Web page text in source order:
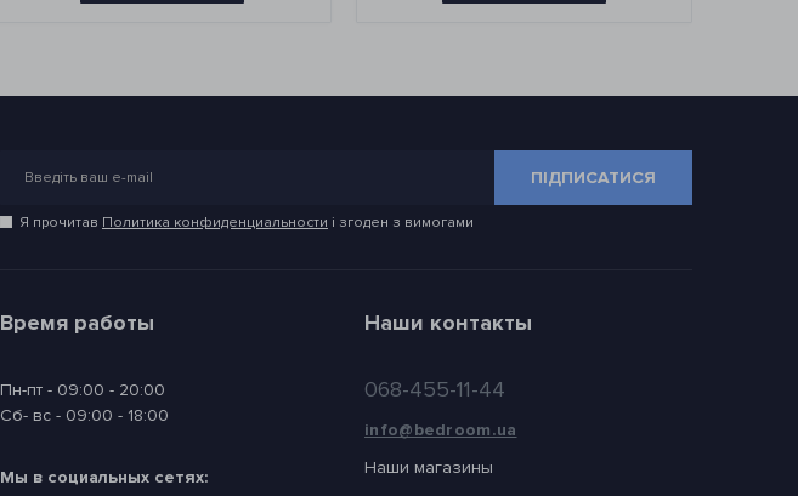
ПІДПИСАТИСЯ
Я прочитав Политика конфиденциальности і згоден з вимогами
Время работы
Пн-пт - 09:00 - 20:00
Сб- вс - 09:00 - 18:00
Мы в социальных сетях:
Наши контакты
068-455-11-44
info@bedroom.ua
Наши магазины